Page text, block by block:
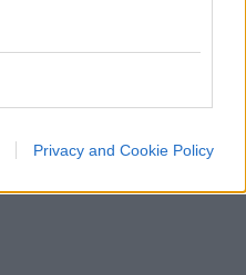
Privacy and Cookie Policy